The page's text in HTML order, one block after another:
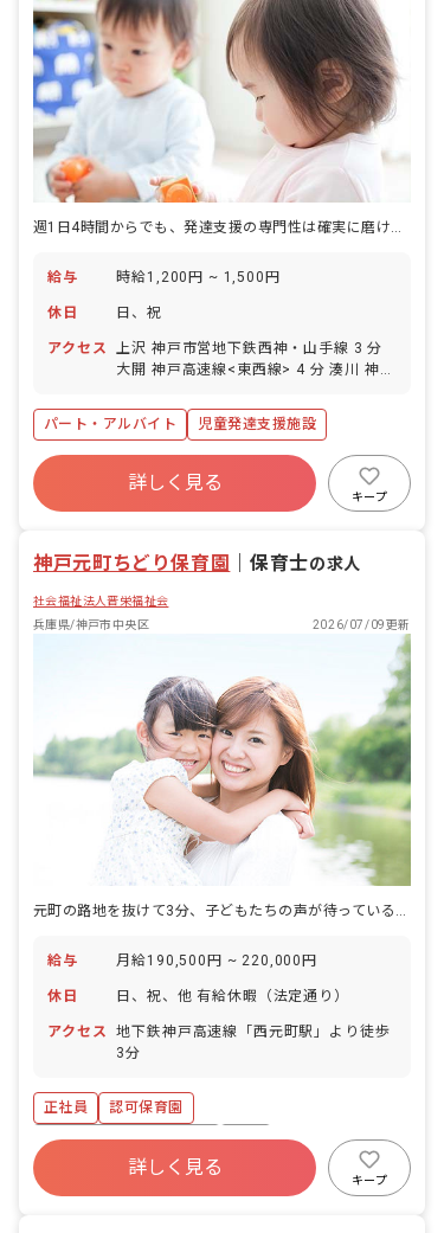
週1日4時間からでも、発達支援の専門性は確実に磨ける環境です。
給与 時給1,200円 ~ 1,500円
休日 日、祝
アクセス
上沢 神戸市営地下鉄西神・山手線 3 分
大開 神戸高速線<東西線> 4 分 湊川 神戸
線 8 分 湊川公園 神戸市営地下鉄西神・
山手線 9 分
パート・アルバイト 児童発達支援施設
詳しく見る
キープ
神戸元町ちどり保育園 ｜保育士の求人
社会福祉法人晋栄福祉会
兵庫県/神戸市中央区
2026/07/09更新
元町の路地を抜けて3分、子どもたちの声が待っている場所へ。
給与 月給190,500円 ~ 220,000円
休日 日、祝、他 有給休暇（法定通り）
アクセス
地下鉄神戸高速線「西元町駅」より徒歩
3分
正社員
認可保育園
寮・住宅・家賃補助あり
有給
昇給昇進あり
社会福祉法人 複数園あり
詳しく見る
キープ